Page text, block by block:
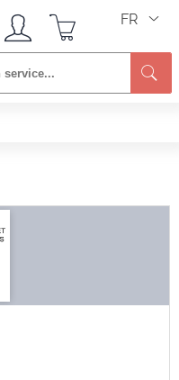
FR